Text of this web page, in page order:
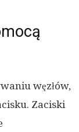
węzłów,
Zaciski